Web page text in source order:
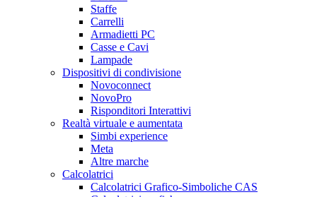
Staffe
Carrelli
Armadietti PC
Casse e Cavi
Lampade
Dispositivi di condivisione
Novoconnect
NovoPro
Risponditori Interattivi
Realtà virtuale e aumentata
Simbi experience
Meta
Altre marche
Calcolatrici
Calcolatrici Grafico-Simboliche CAS